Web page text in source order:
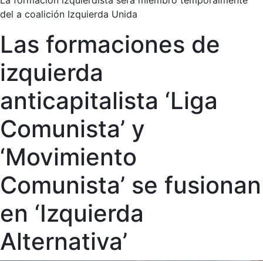
del a coalición Izquierda Unida
Las formaciones de
izquierda
anticapitalista ‘Liga
Comunista’ y
‘Movimiento
Comunista’ se fusionan
en ‘Izquierda
Alternativa’